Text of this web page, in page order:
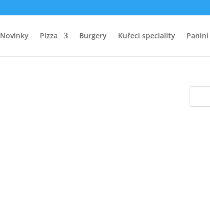
Novinky Pizza Burgery Kuřecí speciality Panini